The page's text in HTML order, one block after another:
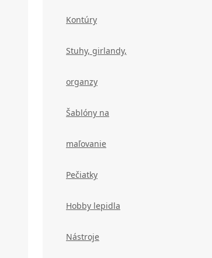
Kontúry
Stuhy, girlandy,
organzy
Šablóny na
maľovanie
Pečiatky
Hobby lepidla
Nástroje